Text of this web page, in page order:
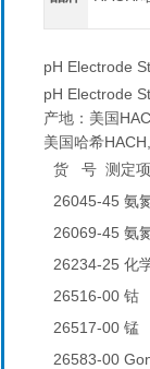
pH Electrode
pH Electrode
产地：美国
美国哈希
货 号 测定
26045-45 氨
26069-45 氨
26234-25 化
26516-00 钴
26517-00 锰
26583-00